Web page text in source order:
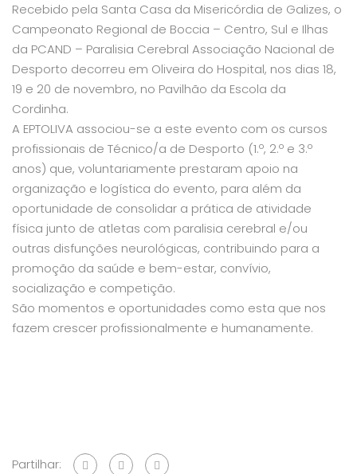
Recebido pela Santa Casa da Misericórdia de Galizes, o
Campeonato Regional de Boccia – Centro, Sul e Ilhas
da PCAND – Paralisia Cerebral Associação Nacional de
Desporto decorreu em Oliveira do Hospital, nos dias 18,
19 e 20 de novembro, no Pavilhão da Escola da
Cordinha.
A EPTOLIVA associou-se a este evento com os cursos
profissionais de Técnico/a de Desporto (1.º, 2.º e 3.º
anos) que, voluntariamente prestaram apoio na
organização e logística do evento, para além da
oportunidade de consolidar a prática de atividade
física junto de atletas com paralisia cerebral e/ou
outras disfunções neurológicas, contribuindo para a
promoção da saúde e bem-estar, convívio,
socialização e competição.
São momentos e oportunidades como esta que nos
fazem crescer profissionalmente e humanamente.
Partilhar: